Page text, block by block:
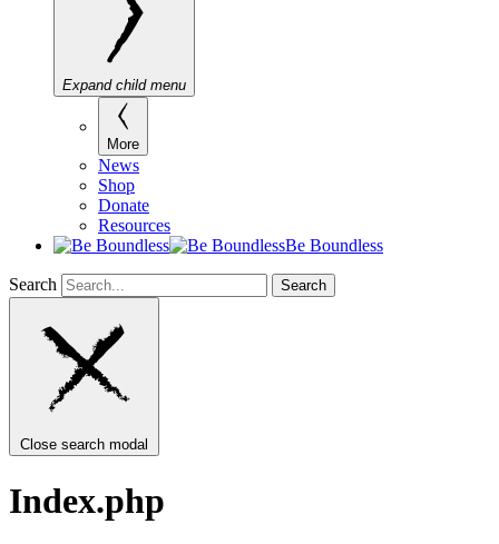
Expand child menu
More
News
Shop
Donate
Resources
Be Boundless
Search Search
Close search modal
Index.php